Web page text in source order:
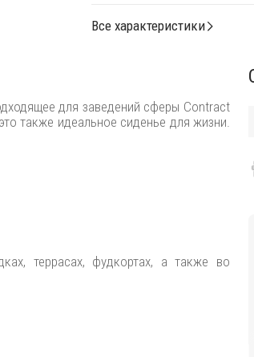
Все характеристики
для заведений сферы Contract
также идеальное сиденье для жизни.
террасах, фудкортах, а также во